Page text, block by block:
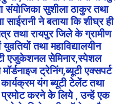
संयोजिका सुशीला ठाकुर तथा
ने बताया कि शीघ्र ही
तथा रायपुर जिले के ग्रामीण
तथा महाविद्यालयीन
एजुकेशनल सेमिनार,स्पेशल
ट्रेनिंग,ब्यूटी एक्सपर्ट
यंग ब्यूटी टेलेंट तथा
प्रमोट करने के लिये , उन्हें एक